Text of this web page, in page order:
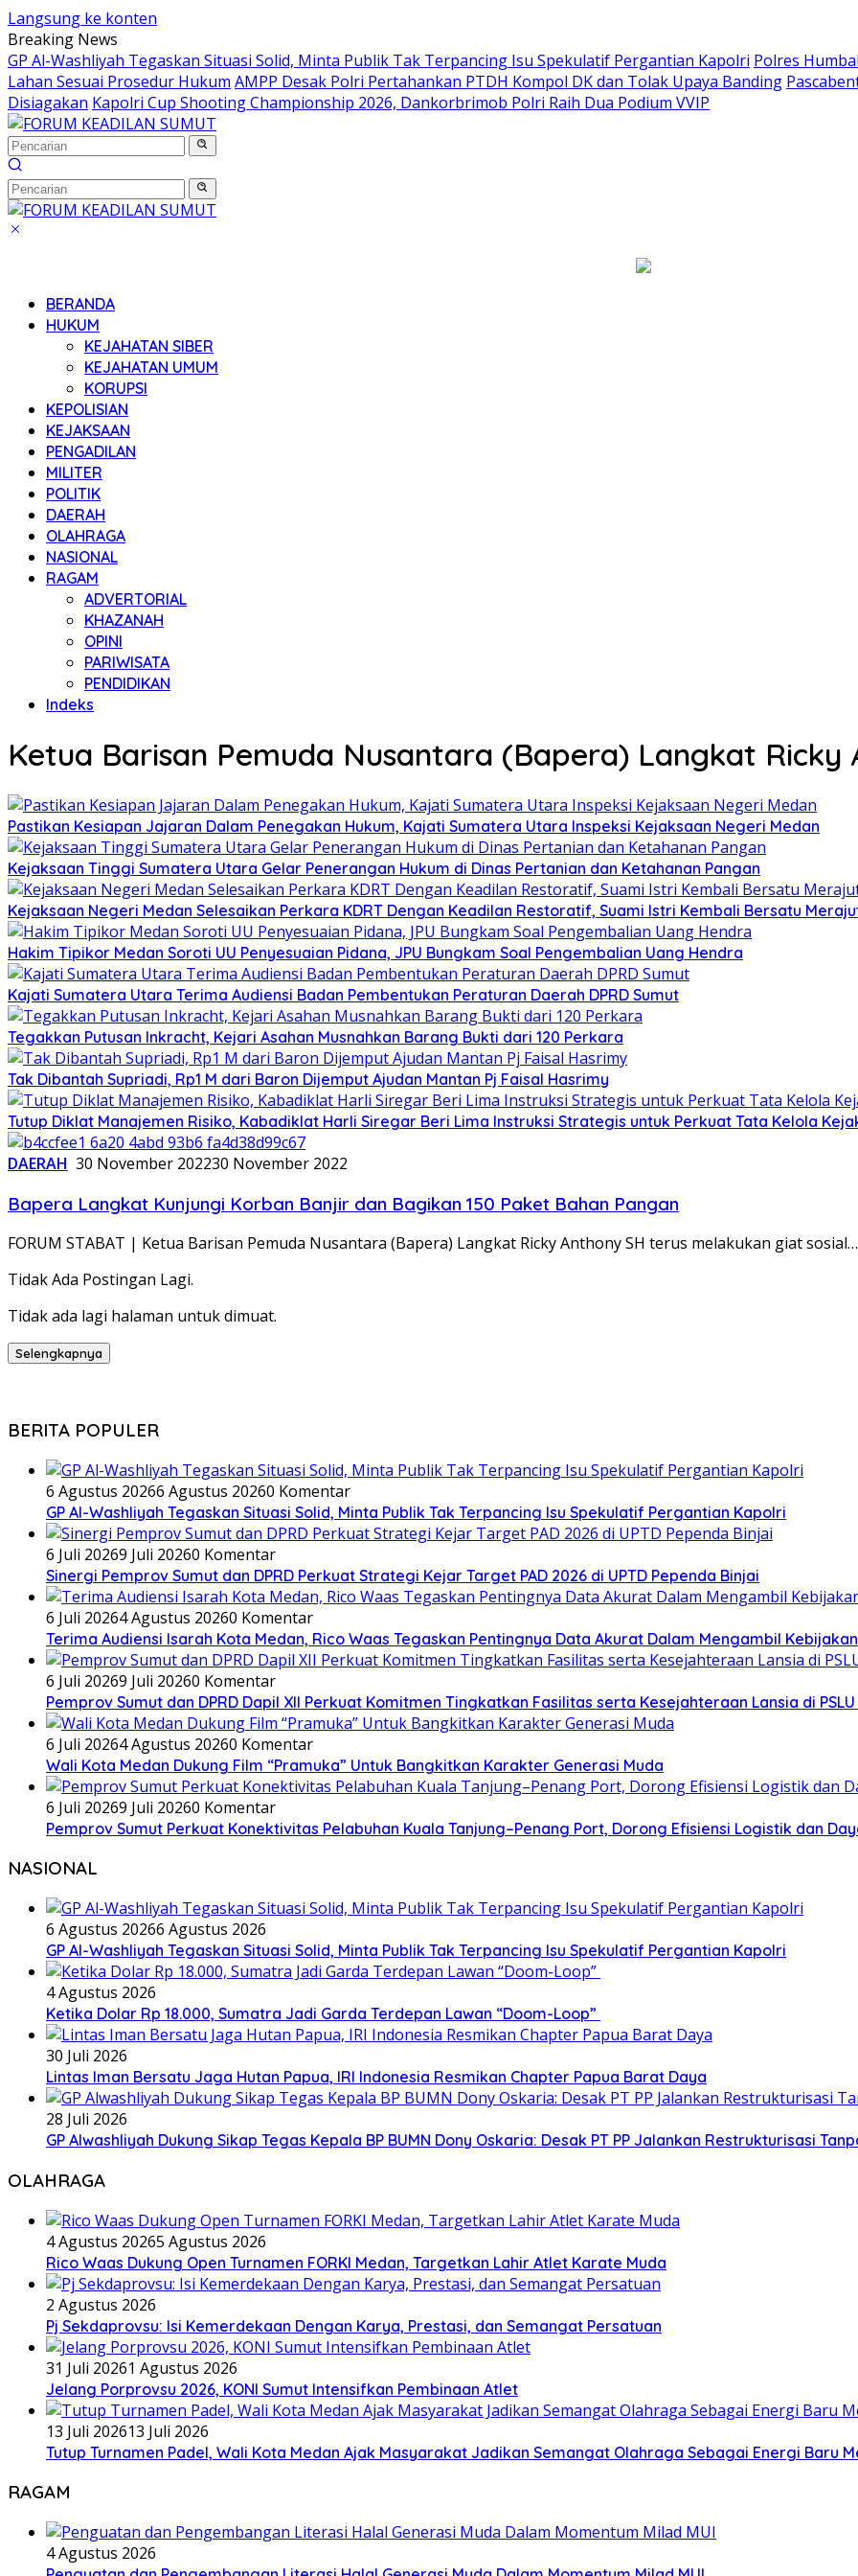
Langsung ke konten
Breaking News
GP Al-Washliyah Tegaskan Situasi Solid, Minta Publik Tak Terpancing Isu Spekulatif Pergantian Kapolri Polres
Lahan Sesuai Prosedur Hukum AMPP Desak Polri Pertahankan PTDH Kompol DK dan Tolak Upaya Banding
Disiagakan Kapolri Cup Shooting Championship 2026, Dankorbrimob Polri Raih Dua Podium VVIP
BERANDA
HUKUM
KEJAHATAN SIBER
KEJAHATAN UMUM
KORUPSI
KEPOLISIAN
KEJAKSAAN
PENGADILAN
MILITER
POLITIK
DAERAH
OLAHRAGA
NASIONAL
RAGAM
ADVERTORIAL
KHAZANAH
OPINI
PARIWISATA
PENDIDIKAN
Indeks
Ketua Barisan Pemuda Nusantara (Bapera) Langkat Ricky
Pastikan Kesiapan Jajaran Dalam Penegakan Hukum, Kajati Sumatera Utara Inspeksi Kejaksaan Negeri Medan
Kejaksaan Tinggi Sumatera Utara Gelar Penerangan Hukum di Dinas Pertanian dan Ketahanan Pangan
Kejaksaan Negeri Medan Selesaikan Perkara KDRT Dengan Keadilan Restoratif, Suami Istri Kembali Bersatu
Hakim Tipikor Medan Soroti UU Penyesuaian Pidana, JPU Bungkam Soal Pengembalian Uang Hendra
Kajati Sumatera Utara Terima Audiensi Badan Pembentukan Peraturan Daerah DPRD Sumut
Tegakkan Putusan Inkracht, Kejari Asahan Musnahkan Barang Bukti dari 120 Perkara
Tak Dibantah Supriadi, Rp1 M dari Baron Dijemput Ajudan Mantan Pj Faisal Hasrimy
Tutup Diklat Manajemen Risiko, Kabadiklat Harli Siregar Beri Lima Instruksi Strategis untuk Perkuat Tata Kelola
DAERAH 30 November 202230 November 2022
Bapera Langkat Kunjungi Korban Banjir dan Bagikan 150 Paket Bahan Pangan
FORUM STABAT | Ketua Barisan Pemuda Nusantara (Bapera) Langkat Ricky Anthony SH terus melakukan giat
Tidak Ada Postingan Lagi.
Tidak ada lagi halaman untuk dimuat.
Selengkapnya
BERITA POPULER
6 Agustus 20266 Agustus 20260 Komentar
GP Al-Washliyah Tegaskan Situasi Solid, Minta Publik Tak Terpancing Isu Spekulatif Pergantian Kapolri
6 Juli 20269 Juli 20260 Komentar
Sinergi Pemprov Sumut dan DPRD Perkuat Strategi Kejar Target PAD 2026 di UPTD Pependa Binjai
6 Juli 20264 Agustus 20260 Komentar
Terima Audiensi Isarah Kota Medan, Rico Waas Tegaskan Pentingnya Data Akurat Dalam Mengambil
6 Juli 20269 Juli 20260 Komentar
Pemprov Sumut dan DPRD Dapil XII Perkuat Komitmen Tingkatkan Fasilitas serta Kesejahteraan Lansia di PSLU
6 Juli 20264 Agustus 20260 Komentar
Wali Kota Medan Dukung Film “Pramuka” Untuk Bangkitkan Karakter Generasi Muda
6 Juli 20269 Juli 20260 Komentar
Pemprov Sumut Perkuat Konektivitas Pelabuhan Kuala Tanjung–Penang Port, Dorong Efisiensi Logistik dan
NASIONAL
6 Agustus 20266 Agustus 2026
GP Al-Washliyah Tegaskan Situasi Solid, Minta Publik Tak Terpancing Isu Spekulatif Pergantian Kapolri
4 Agustus 2026
Ketika Dolar Rp 18.000, Sumatra Jadi Garda Terdepan Lawan “Doom-Loop”
30 Juli 2026
Lintas Iman Bersatu Jaga Hutan Papua, IRI Indonesia Resmikan Chapter Papua Barat Daya
28 Juli 2026
GP Alwashliyah Dukung Sikap Tegas Kepala BP BUMN Dony Oskaria: Desak PT PP Jalankan Restrukturisasi
OLAHRAGA
4 Agustus 20265 Agustus 2026
Rico Waas Dukung Open Turnamen FORKI Medan, Targetkan Lahir Atlet Karate Muda
2 Agustus 2026
Pj Sekdaprovsu: Isi Kemerdekaan Dengan Karya, Prestasi, dan Semangat Persatuan
31 Juli 20261 Agustus 2026
Jelang Porprovsu 2026, KONI Sumut Intensifkan Pembinaan Atlet
13 Juli 202613 Juli 2026
Tutup Turnamen Padel, Wali Kota Medan Ajak Masyarakat Jadikan Semangat Olahraga Sebagai Energi Baru
RAGAM
4 Agustus 2026